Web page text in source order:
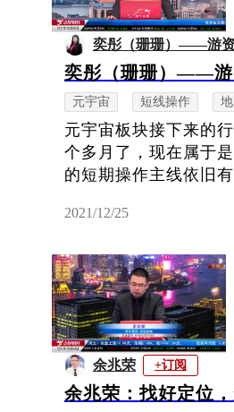
奕彤（珊珊）——游
奕彤（珊珊）——游
元宇宙 短线操作
元宇宙板块接下来的
个多月了，现在属于
的短期操作主线依旧
2021/12/25
余兆荣 +订阅
余兆荣：找好定位